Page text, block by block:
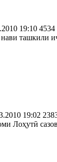
19:10 4534
ташкили
19:02
Лоҳутӣ